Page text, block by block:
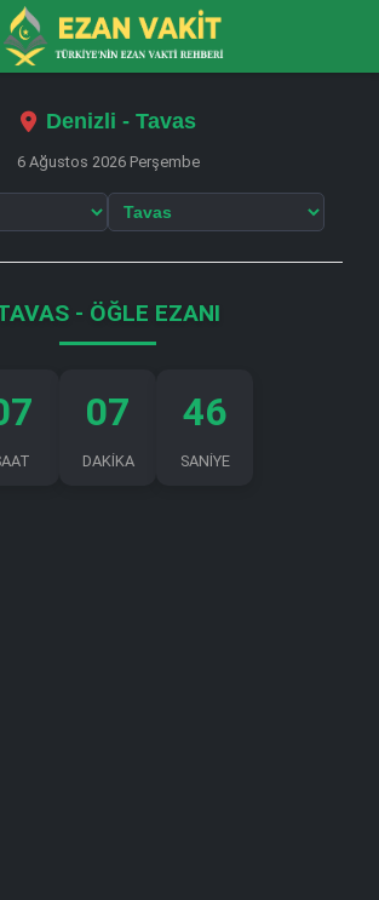
Denizli - Tavas
6 Ağustos 2026 Perşembe
- ÖĞLE EZANI
07
DAKİKA
45
SANİYE